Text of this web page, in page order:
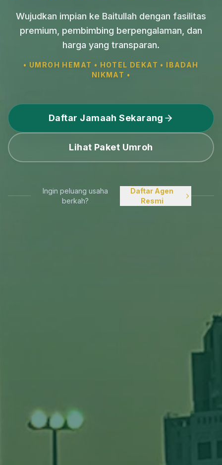
Wujudkan impian ke Baitullah dengan fasilitas
premium, pembimbing berpengalaman, dan
harga yang transparan.
• UMROH HEMAT • HOTEL DEKAT • IBADAH
NIKMAT •
Daftar Jamaah Sekarang
Lihat Paket Umroh
Ingin peluang usaha
berkah?
Daftar Agen
Resmi